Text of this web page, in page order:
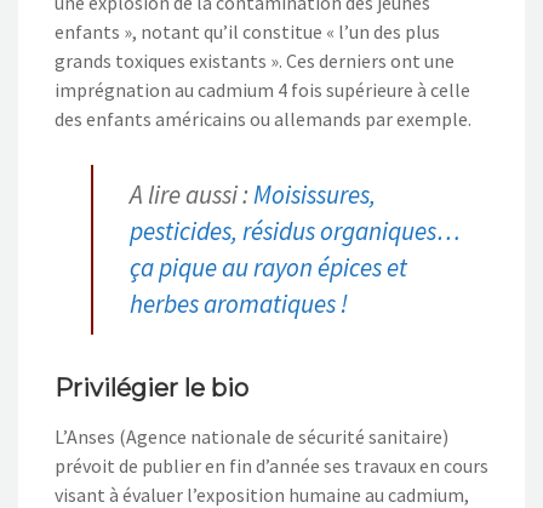
enfants », notant qu’il constitue « l’un des plus
grands toxiques existants ». Ces derniers ont une
imprégnation au cadmium 4 fois supérieure à celle
des enfants américains ou allemands par exemple.
A lire aussi :Moisissures,
pesticides, résidus organiques…
ça pique au rayon épices et
herbes aromatiques !
Privilégier le bio
L’Anses (Agence nationale de sécurité sanitaire)
prévoit de publier en fin d’année ses travaux en cours
visant à évaluer l’exposition humaine au cadmium,